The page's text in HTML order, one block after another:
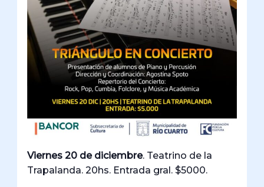
Viernes 20 de diciembre. Teatrino de la
Trapalanda. 20hs. Entrada gral. $5000.